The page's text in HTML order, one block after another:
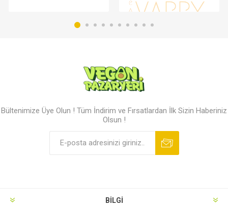
Bültenimize Üye Olun ! Tüm İndirim ve Fırsatlardan İlk Sizin Haberiniz
Olsun !
BILGI